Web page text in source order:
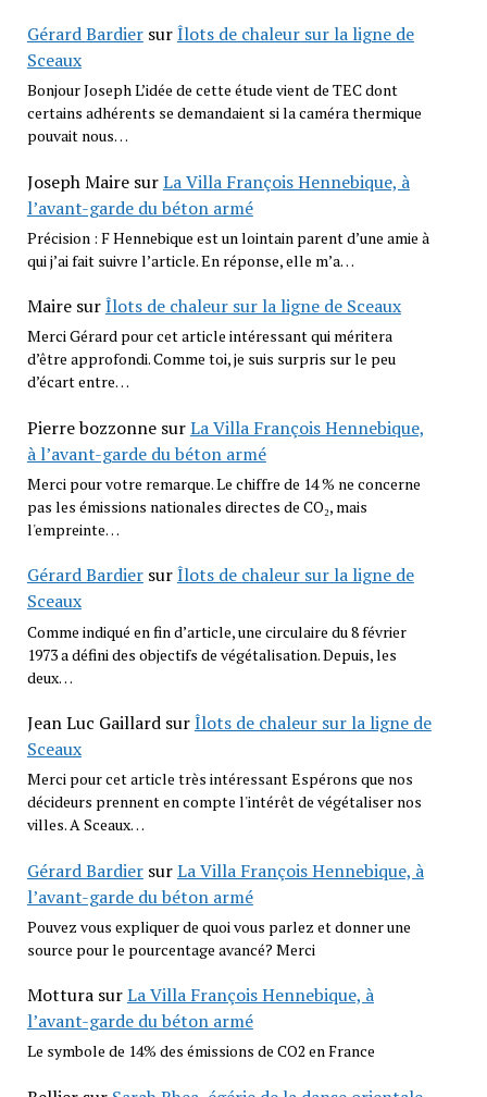
Gérard BardiersurÎlots de chaleur sur la ligne de
Sceaux
Bonjour Joseph L’idée de cette étude vient de TEC dont
certains adhérents se demandaient si la caméra thermique
pouvait nous…
Joseph MairesurLa Villa François Hennebique, à
l’avant-garde du béton armé
Précision : F Hennebique est un lointain parent d’une amie à
qui j’ai fait suivre l’article. En réponse, elle m’a…
MairesurÎlots de chaleur sur la ligne de Sceaux
Merci Gérard pour cet article intéressant qui méritera
d’être approfondi. Comme toi, je suis surpris sur le peu
d’écart entre…
Pierre bozzonnesurLa Villa François Hennebique,
à l’avant-garde du béton armé
Merci pour votre remarque. Le chiffre de 14 % ne concerne
pas les émissions nationales directes de CO₂, mais
l'empreinte…
Gérard BardiersurÎlots de chaleur sur la ligne de
Sceaux
Comme indiqué en fin d’article, une circulaire du 8 février
1973 a défini des objectifs de végétalisation. Depuis, les
deux…
Jean Luc GaillardsurÎlots de chaleur sur la ligne de
Sceaux
Merci pour cet article très intéressant Espérons que nos
décideurs prennent en compte l'intérêt de végétaliser nos
villes. A Sceaux…
Gérard BardiersurLa Villa François Hennebique, à
l’avant-garde du béton armé
Pouvez vous expliquer de quoi vous parlez et donner une
source pour le pourcentage avancé? Merci
MotturasurLa Villa François Hennebique, à
l’avant-garde du béton armé
Le symbole de 14% des émissions de CO2 en France